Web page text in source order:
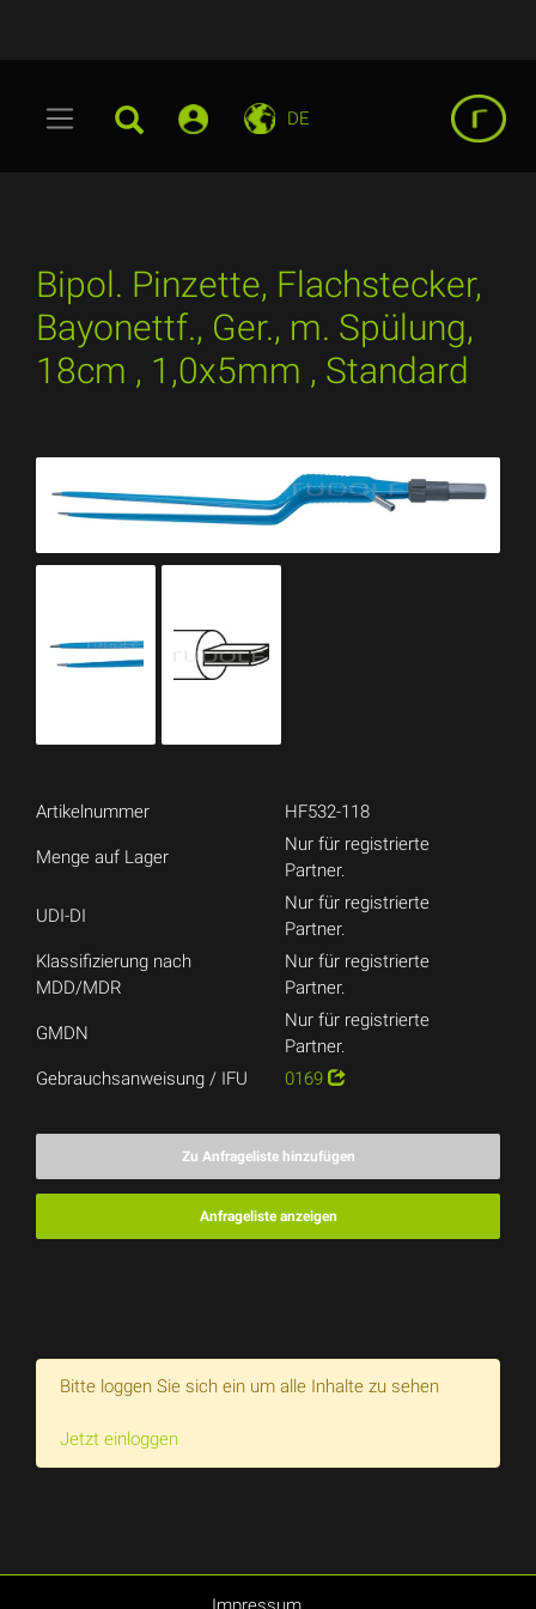
DE
Bipol. Pinzette, Flachstecker,
Bayonettf., Ger., m. Spülung,
18cm , 1,0x5mm , Standard
Artikelnummer HF532-118
Menge auf Lager
Nur für registrierte
Partner.
UDI-DI
Nur für registrierte
Partner.
Klassifizierung nach
MDD/MDR
Nur für registrierte
Partner.
GMDN
Nur für registrierte
Partner.
Gebrauchsanweisung / IFU
0169
Zu Anfrageliste hinzufügen
Anfrageliste anzeigen
Bitte loggen Sie sich ein um alle Inhalte zu sehen
Jetzt einloggen